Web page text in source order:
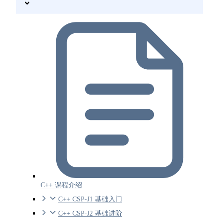
C++ 课程介绍
C++ CSP-J1 基础入门
C++ CSP-J2 基础进阶